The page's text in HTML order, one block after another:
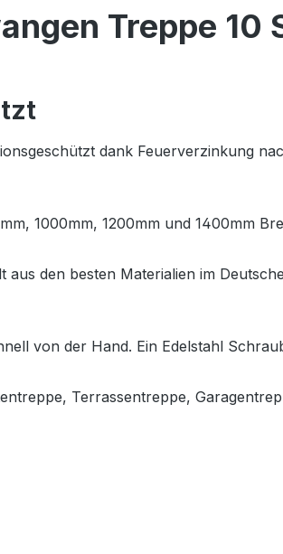
Treppe 10
dank Feuerverzinkung
1000mm, 1200mm und 1400mm
aus den besten Materialien im
von der Hand. Ein Edelstahl
Terrassentreppe,